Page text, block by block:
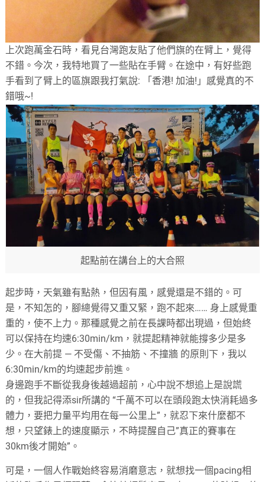
上次跑萬金石時，看見台灣跑友貼了他們旗的在臂上，覺得
不錯。今次，我特地買了一些貼在手臂。在途中，有好些跑
手看到了臂上的區旗跟我打氣說: 「香港! 加油!」感覺真的不
錯哦~!
起點前在講台上的大合照
起步時，天氣雖有點熱，但因有風，感覺還是不錯的。可
是，不知怎的，腳總覺得又重又緊，跑不起來…… 身上感覺重
重的，使不上力。那種感覺之前在長課時都出現過，但始終
可以保持在均速6:30min/km，就提起精神就能撐多少是多
少。在大前提 — 不受傷、不抽筋、不撞牆 的原則下，我以
6:30min/km的均速起步前進。
身邊跑手不斷從我身後越過超前，心中說不想追上是說謊
的，但我記得添sir所講的 “千萬不可以在頭段跑太快消耗過多
體力，要把力量平均用在每一公里上”，就忍下來什麼都不
想，只望錶上的速度顯示，不時提醒自己”真正的賽事在
30km後才開始”。
可是，一個人作戰始終容易消磨意志，就想找一個pacing相